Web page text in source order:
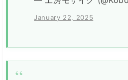
January 22, 2025